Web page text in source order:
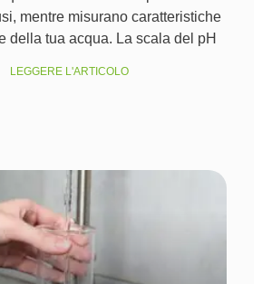
mentre misurano caratteristiche
della tua acqua. La scala del pH
LEGGERE L'ARTICOLO